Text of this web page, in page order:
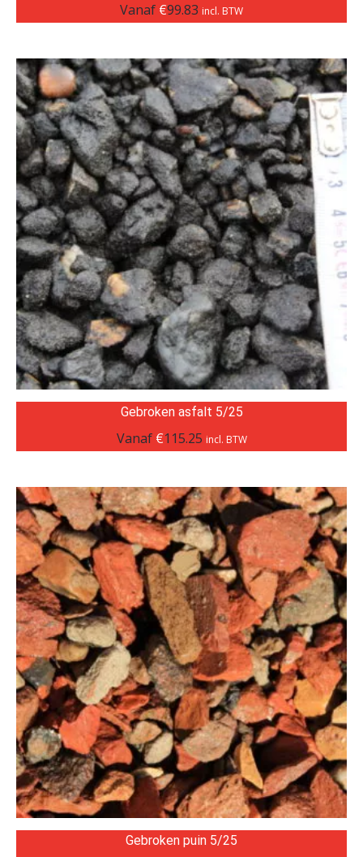
Vanaf €99.83 incl. BTW
Gebroken asfalt 5/25
Vanaf €115.25 incl. BTW
Gebroken puin 5/25